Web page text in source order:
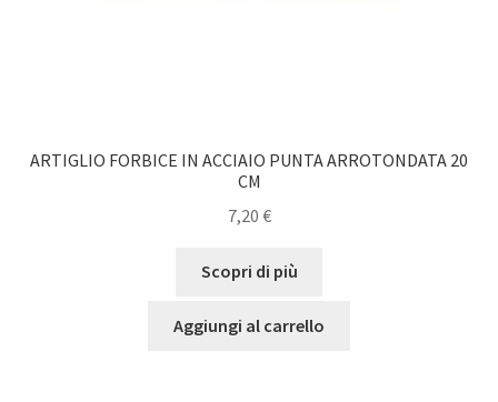
ARTIGLIO FORBICE IN ACCIAIO PUNTA ARROTONDATA 20
CM
7,20 €
Scopri di più
Aggiungi al carrello